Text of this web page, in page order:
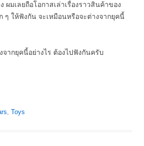
ผมเลยถือโอกาสเล่าเรื่องราวสินค้าของ
ๆ ให้ฟังกัน จะเหมือนหรือจะต่างจากยุคนี้
ากยุคนี้อย่างไร ต้องไปฟังกันครับ
, Toys